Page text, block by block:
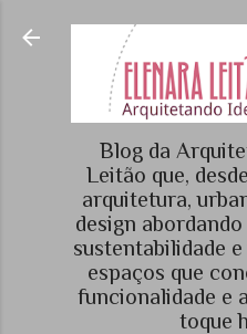
Pular para o
Blog da
Leitão que,
arquitetura,
design
sustentabilidade
espaços que
funcionalidade e
toque